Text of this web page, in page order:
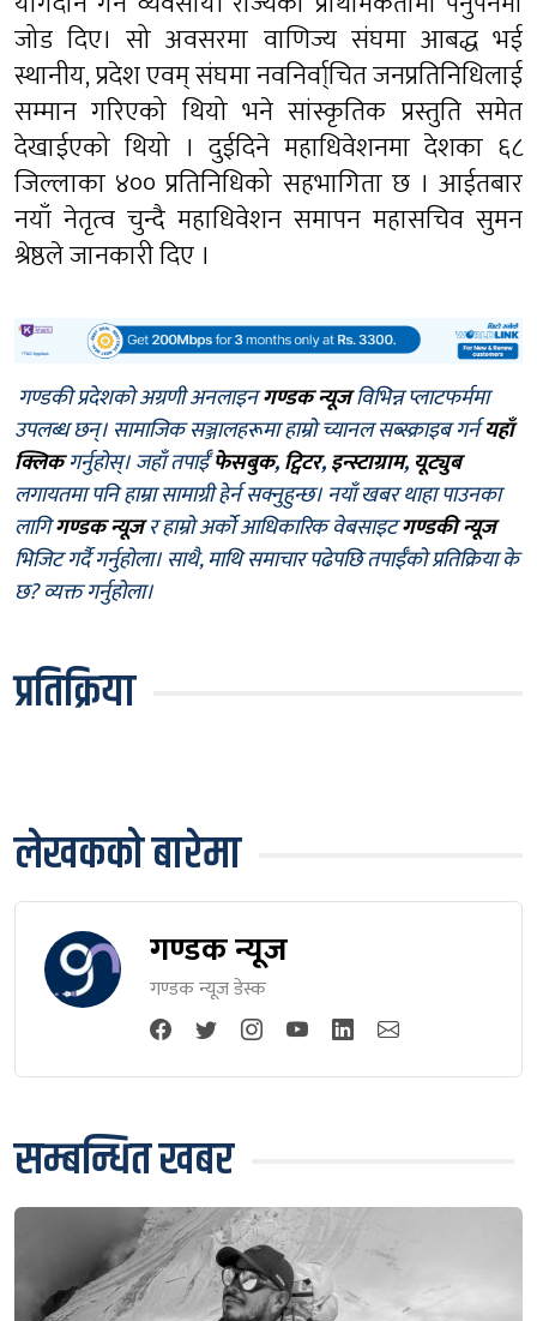
जोड दिए। सो अवसरमा वाणिज्य संघमा आबद्ध भई
स्थानीय, प्रदेश एवम् संघमा नवनिर्वा्चित जनप्रतिनिधिलाई
सम्मान गरिएको थियो भने सांस्कृतिक प्रस्तुति समेत
देखाईएको थियो । दुईदिने महाधिवेशनमा देशका ६८
जिल्लाका ४०० प्रतिनिधिको सहभागिता छ । आईतबार
नयाँ नेतृत्व चुन्दै महाधिवेशन समापन महासचिव सुमन
श्रेष्ठले जानकारी दिए ।
गण्डकी प्रदेशको अग्रणी अनलाइनगण्डक न्यूजविभिन्न प्लाटफर्ममा
उपलब्ध छन्। सामाजिक सञ्जालहरूमा हाम्रो च्यानल सब्स्क्राइब गर्नयहाँ
क्लिकगर्नुहोस्। जहाँ तपाईँफेसबुक,ट्विटर,इन्स्टाग्राम, यूट्युब
लगायतमा पनि हाम्रा सामाग्री हेर्न सक्नुहुन्छ। नयाँ खबर थाहा पाउनका
लागिगण्डक न्यूजर हाम्रो अर्को आधिकारिक वेबसाइटगण्डकी न्यूज
भिजिट गर्दै गर्नुहोला। साथै, माथि समाचार पढेपछि तपाईँको प्रतिक्रिया के
छ? व्यक्त गर्नुहोला।
प्रतिक्रिया
लेखकको बारेमा
गण्डक न्यूज
गण्डक न्यूज डेस्क
सम्बन्धित खबर